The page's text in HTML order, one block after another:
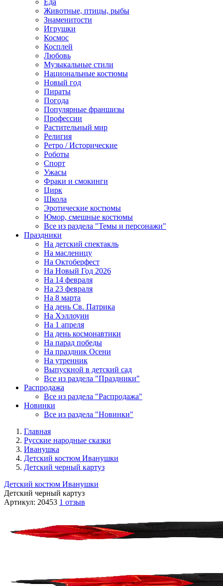
Еда
Животные, птицы, рыбы
Знаменитости
Игрушки
Космос
Косплей
Любовь
Музыкальные стили
Национальные костюмы
Новый год
Пираты
Погода
Популярные франшизы
Профессии
Растительный мир
Религия
Ретро / Исторические
Роботы
Спорт
Ужасы
Фраки и смокинги
Цирк
Школа
Эротические костюмы
Юмор, смешные костюмы
Все из раздела "Темы и персонажи"
Праздники
На детский спектакль
На масленицу
На Октоберфест
На Новый Год 2026
На 14 февраля
На 23 февраля
На 8 марта
На день Св. Патрика
На Хэллоуин
На 1 апреля
На день космонавтики
На парад победы
На праздник Осени
На утренник
Выпускной в детский сад
Все из раздела "Праздники"
Распродажа
Все из раздела "Распродажа"
Новинки
Все из раздела "Новинки"
Главная
Русские народные сказки
Иванушка
Детский костюм Иванушки
Детский черный картуз
Детский костюм Иванушки
Детский черный картуз
Артикул: 20453 1 отзыв